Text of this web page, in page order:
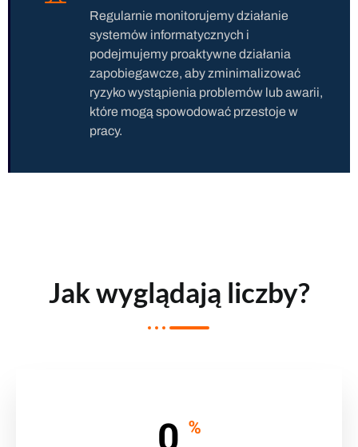
Regularnie monitorujemy działanie
systemów informatycznych i
podejmujemy proaktywne działania
zapobiegawcze, aby zminimalizować
ryzyko wystąpienia problemów lub awarii,
które mogą spowodować przestoje w
pracy.
Jak wyglądają liczby?
0 %